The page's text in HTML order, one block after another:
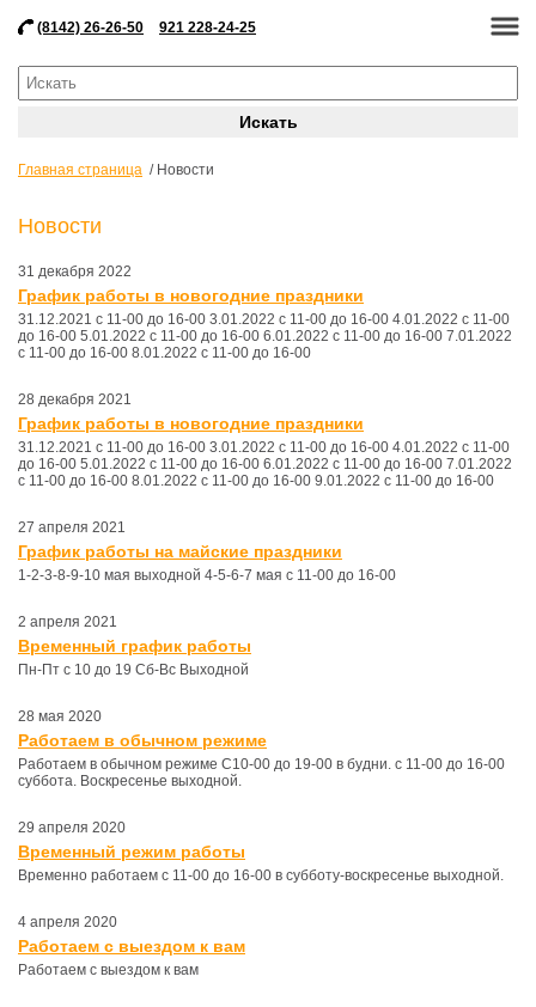
(8142) 26-26-50 921 228-24-25
Главная страница Новости
Новости
31 декабря 2022
График работы в новогодние праздники
31.12.2021 с 11-00 до 16-00 3.01.2022 с 11-00 до 16-00 4.01.2022 с 11-00
до 16-00 5.01.2022 с 11-00 до 16-00 6.01.2022 с 11-00 до 16-00 7.01.2022
с 11-00 до 16-00 8.01.2022 с 11-00 до 16-00
28 декабря 2021
График работы в новогодние праздники
31.12.2021 с 11-00 до 16-00 3.01.2022 с 11-00 до 16-00 4.01.2022 с 11-00
до 16-00 5.01.2022 с 11-00 до 16-00 6.01.2022 с 11-00 до 16-00 7.01.2022
с 11-00 до 16-00 8.01.2022 с 11-00 до 16-00 9.01.2022 с 11-00 до 16-00
27 апреля 2021
График работы на майские праздники
1-2-3-8-9-10 мая выходной 4-5-6-7 мая с 11-00 до 16-00
2 апреля 2021
Временный график работы
Пн-Пт с 10 до 19 Сб-Вс Выходной
28 мая 2020
Работаем в обычном режиме
Работаем в обычном режиме С10-00 до 19-00 в будни. с 11-00 до 16-00
суббота. Воскресенье выходной.
29 апреля 2020
Временный режим работы
Временно работаем с 11-00 до 16-00 в субботу-воскресенье выходной.
4 апреля 2020
Работаем с выездом к вам
Работаем с выездом к вам